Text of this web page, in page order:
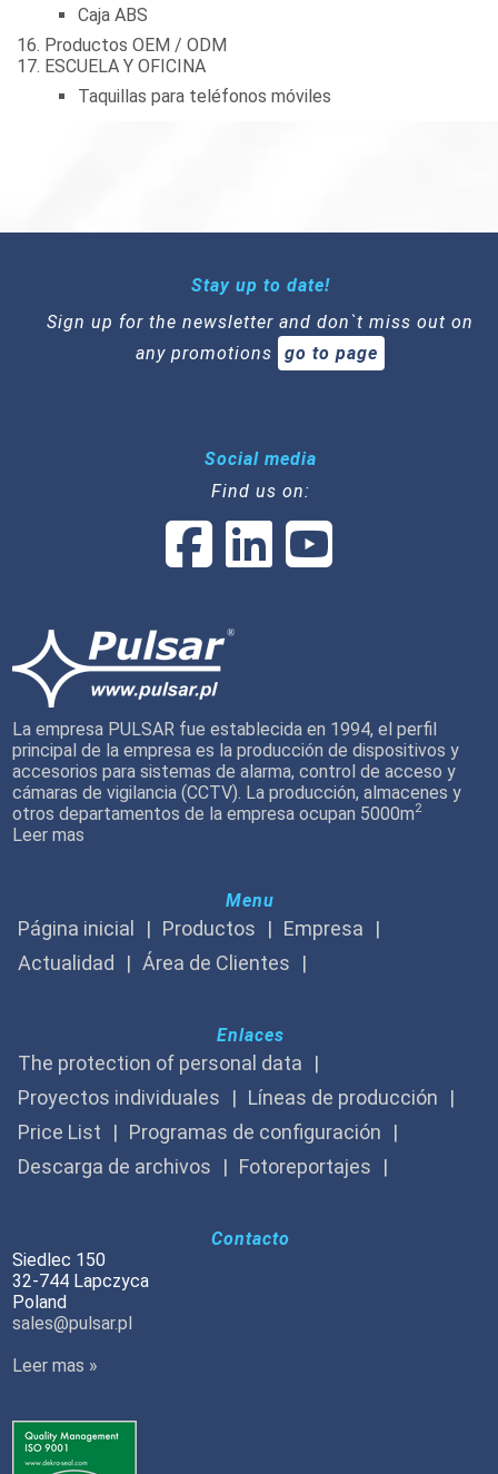
Caja ABS
Productos OEM / ODM
ESCUELA Y OFICINA
Taquillas para teléfonos móviles
Stay up to date!
Sign up for the newsletter and don`t miss out on
any promotions
go to page
Social media
Find us on:
La empresa PULSAR fue establecida en 1994, el perfil
principal de la empresa es la producción de dispositivos y
accesorios para sistemas de alarma, control de acceso y
cámaras de vigilancia (CCTV). La producción, almacenes y
otros departamentos de la empresa ocupan 5000m2
Leer mas
Menu
Página inicial Productos
Empresa
Actualidad
Área de Clientes
Enlaces
The protection of personal data
Proyectos individuales
Líneas de producción
Price List
Programas de configuración
Descarga de archivos
Fotoreportajes
Contacto
Siedlec 150
32-744 Lapczyca
Poland
sales@pulsar.pl
Leer mas »